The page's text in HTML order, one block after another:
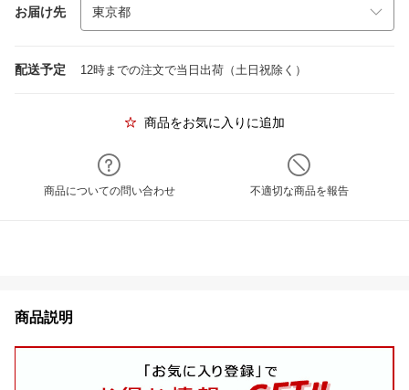
お届け先
配送予定 12時までの注文で当日出荷（土日祝除く）
商品をお気に入りに追加
商品についての問い合わせ 不適切な商品を報告
商品説明